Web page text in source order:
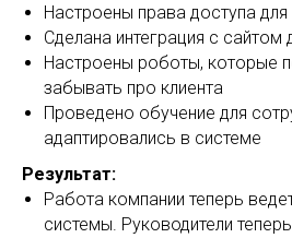
Настроены права доступа для
Сделана интеграция с сайтом
Настроены роботы, которые
забывать про клиента
Проведено обучение для
адаптировались в системе
Результат:
Работа компании теперь
системы. Руководители